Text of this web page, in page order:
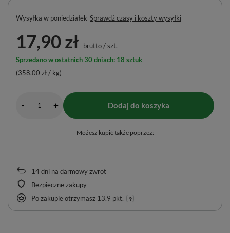
14dni na darmowy zwrot
Bezpieczne zakupy
Po zakupie otrzymasz 13.9 pkt.
Wysyłka w poniedziałek Sprawdź czasy i koszty wysyłki
17,90 zł brutto/szt.
Sprzedano w ostatnich 30 dniach: 18 sztuk
(358,00 zł / kg)
- + Dodaj do koszyka
Możesz kupić także poprzez: